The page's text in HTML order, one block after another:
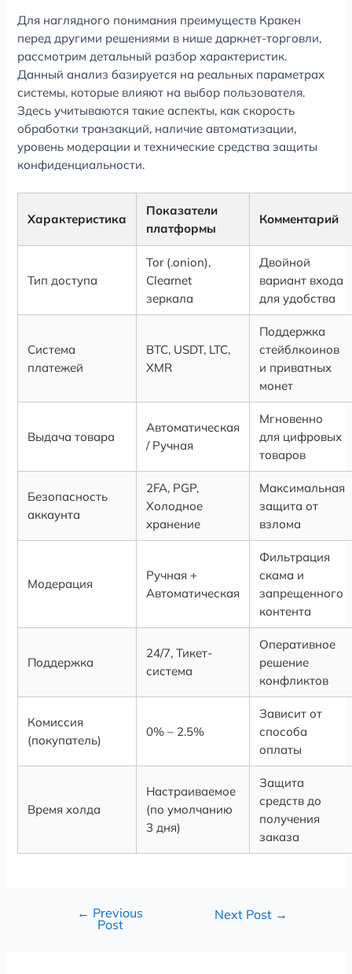
Для наглядного понимания преимуществ Кракен
перед другими решениями в нише даркнет-торговли,
рассмотрим детальный разбор характеристик.
Данный анализ базируется на реальных параметрах
системы, которые влияют на выбор пользователя.
Здесь учитываются такие аспекты, как скорость
обработки транзакций, наличие автоматизации,
уровень модерации и технические средства защиты
конфиденциальности.
Характеристика
Показатели
платформы
Комментарий
Тип доступа
Tor (.onion),
Clearnet
зеркала
Двойной
вариант входа
для удобства
Система
платежей
BTC, USDT, LTC,
XMR
Поддержка
стейблкоинов
и приватных
монет
Выдача товара
Автоматическая
/ Ручная
Мгновенно
для цифровых
товаров
Безопасность
аккаунта
2FA, PGP,
Холодное
хранение
Максимальная
защита от
взлома
Модерация
Ручная +
Автоматическая
Фильтрация
скама и
запрещенного
контента
Поддержка
24/7, Тикет-
система
Оперативное
решение
конфликтов
Комиссия
(покупатель)
0% – 2.5%
Зависит от
способа
оплаты
Время холда
Настраиваемое
(по умолчанию
3 дня)
Защита
средств до
получения
заказа
← Previous
Post
Next Post →